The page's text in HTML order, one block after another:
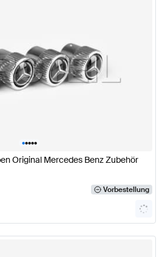
•••••
Original Mercedes Benz Zubehör
Vorbestellung